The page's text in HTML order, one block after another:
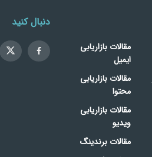
مقالات بازاریابی
ایمیل
مقالات بازاریابی
محتوا
مقالات بازاریابی
ویدیو
مقالات برندینگ
دنبال کنید